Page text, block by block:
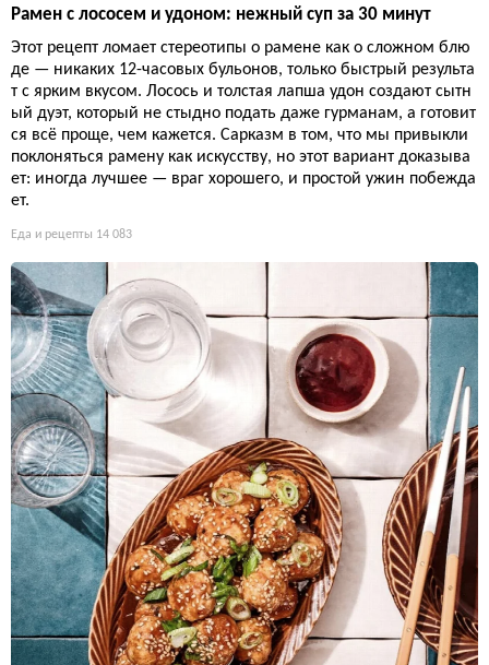
Рамен с лососем и удоном: нежный суп за 30 минут
Этот рецепт ломает стереотипы о рамене как о сложном блю
де — никаких 12-часовых бульонов, только быстрый результа
т с ярким вкусом. Лосось и толстая лапша удон создают сытн
ый дуэт, который не стыдно подать даже гурманам, а готовит
ся всё проще, чем кажется. Сарказм в том, что мы привыкли
поклоняться рамену как искусству, но этот вариант доказыва
ет: иногда лучшее — враг хорошего, и простой ужин побежда
ет.
Еда и рецепты 14 083